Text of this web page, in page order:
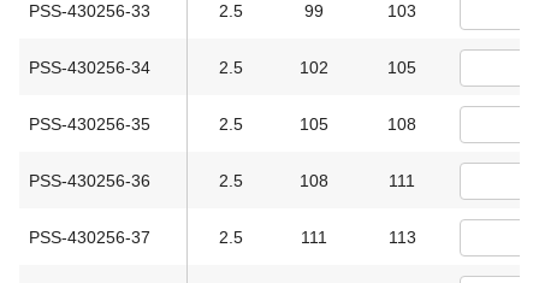
PSS-430256-33 2.5 99 103
PSS-430256-34 2.5 102 105
PSS-430256-35 2.5 105 108
PSS-430256-36 2.5 108 111
PSS-430256-37 2.5 111 113